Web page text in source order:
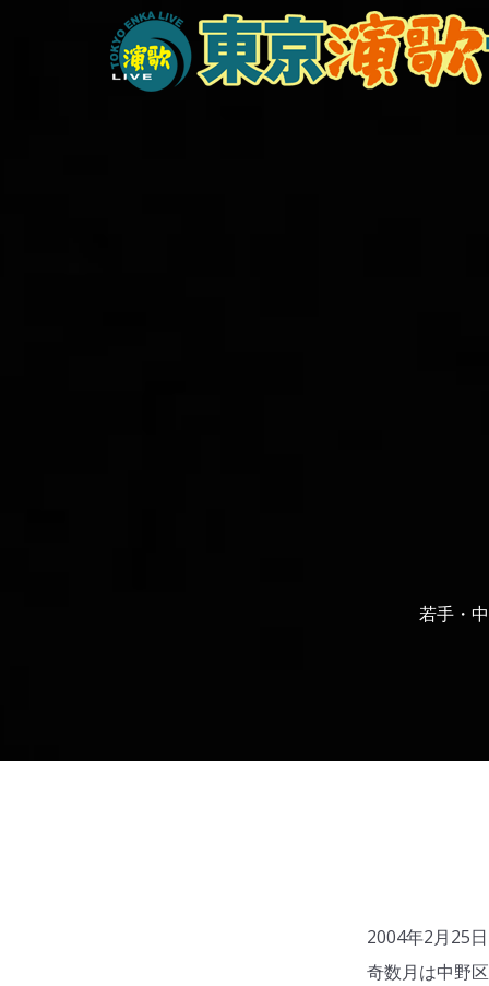
若手・
2004年2月25
奇数月は中野